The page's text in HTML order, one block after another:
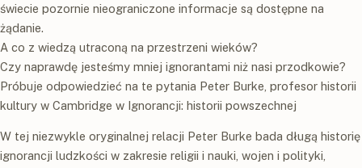
świecie pozornie nieograniczone informacje są dostępne na
żądanie.
A co z wiedzą utraconą na przestrzeni wieków?
Czy naprawdę jesteśmy mniej ignorantami niż nasi przodkowie?
Próbuje odpowiedzieć na te pytania Peter Burke, profesor historii
kultury w Cambridge w Ignorancji: historii powszechnej
W tej niezwykle oryginalnej relacji Peter Burke bada długą historię
ignorancji ludzkości w zakresie religii i nauki, wojen i polityki,